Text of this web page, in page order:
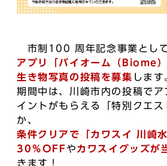
市制100 周年記念事業として
アプリ「バイオーム（Biome）
生き物写真の投稿を募集 します
期間中は、川崎市内の投稿で
イントがもらえる「特別クエ
か、
条件クリアで「カワスイ 川崎
30％OFFやカワスイグッズが
きます！